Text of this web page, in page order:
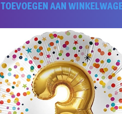
TOEVOEGEN AAN